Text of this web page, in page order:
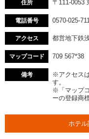
住所 〒111-0053
電話番号 0570-025-711
アクセス 都営地下鉄
マップコード 709 567*38
備考
※アクセス
す。
※「マップ
ーの登録商
ホテル